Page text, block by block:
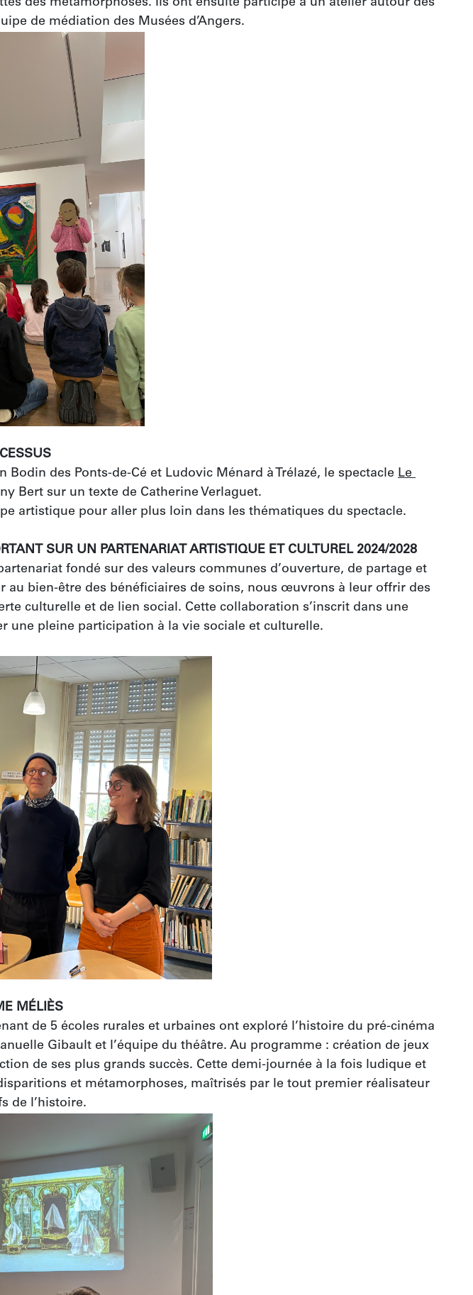
des métamorphoses. Ils ont ensuite participé à un atelier autour des
de médiation des Musées d’Angers.
des Ponts-de-Cé et Ludovic Ménard à Trélazé, le spectacle Le
Bert sur un texte de Catherine Verlaguet.
artistique pour aller plus loin dans les thématiques du spectacle.
SUR UN PARTENARIAT ARTISTIQUE ET CULTUREL 2024/2028
fondé sur des valeurs communes d’ouverture, de partage et
bien-être des bénéficiaires de soins, nous œuvrons à leur offrir des
culturelle et de lien social. Cette collaboration s’inscrit dans une
une pleine participation à la vie sociale et culturelle.
MÉLIÈS
de 5 écoles rurales et urbaines ont exploré l’histoire du pré-cinéma
Gibault et l’équipe du théâtre. Au programme : création de jeux
de ses plus grands succès. Cette demi-journée à la fois ludique et
et métamorphoses, maîtrisés par le tout premier réalisateur
de l’histoire.